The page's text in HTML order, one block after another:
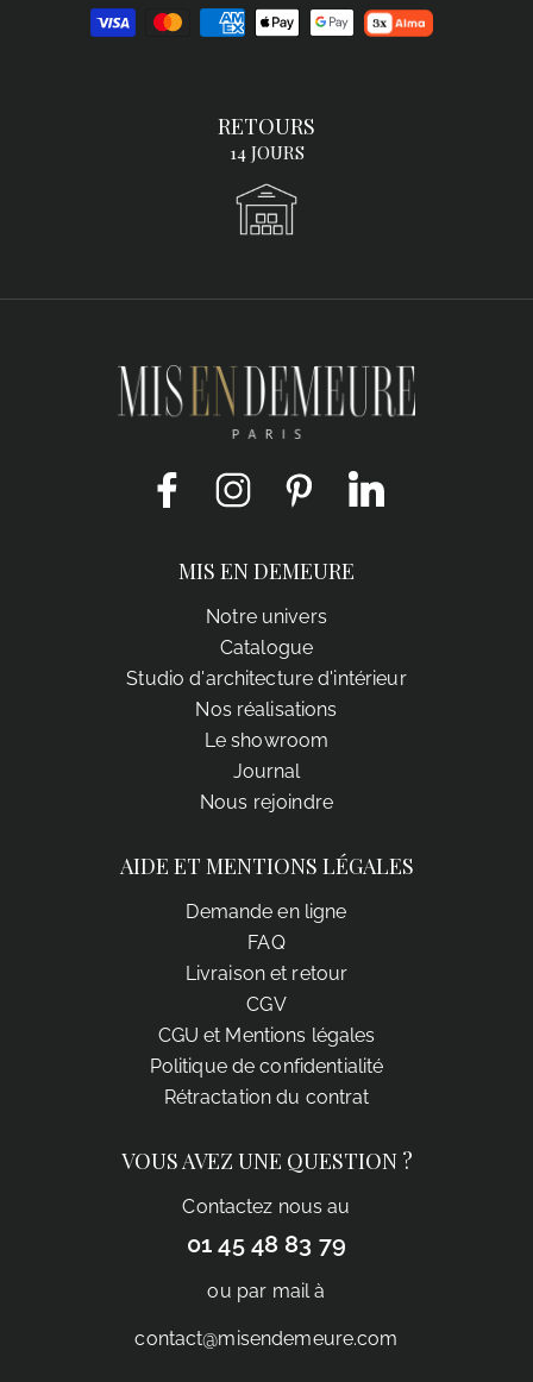
RETOURS
14 JOURS
Facebook Instagram Pinterest
MIS EN DEMEURE
Notre univers
Catalogue
Studio d'architecture d'intérieur
Nos réalisations
Le showroom
Journal
Nous rejoindre
AIDE ET MENTIONS LÉGALES
Demande en ligne
FAQ
Livraison et retour
CGV
CGU et Mentions légales
Politique de confidentialité
Rétractation du contrat
VOUS AVEZ UNE QUESTION ?
Contactez nous au
01 45 48 83 79
ou par mail à
contact@misendemeure.com